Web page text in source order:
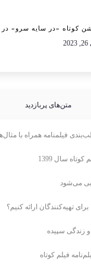
کوتاه «در سایه سرو» در
متن‌های پربازدید
فیلمنامه همراه با
سال 1399
آبی می‌شود
تهیه‌کنندگان ارائه کنیم؟
زندگی سپیده
فیلم کوتاه